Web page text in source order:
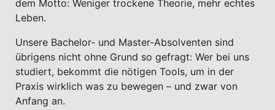
dem Motto: Weniger trockene Theorie, mehr echtes
Leben.
Unsere Bachelor- und Master-Absolventen sind
übrigens nicht ohne Grund so gefragt: Wer bei uns
studiert, bekommt die nötigen Tools, um in der
Praxis wirklich was zu bewegen – und zwar von
Anfang an.